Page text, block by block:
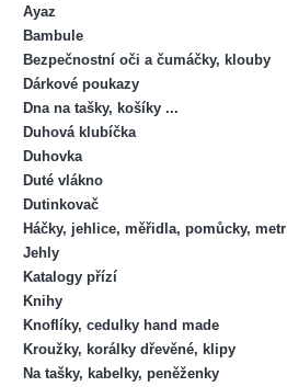
Ayaz
Bambule
Bezpečnostní oči a čumáčky, klouby
Dárkové poukazy
Dna na tašky, košíky ...
Duhová klubíčka
Duhovka
Duté vlákno
Dutinkovač
Háčky, jehlice, měřidla, pomůcky, metr
Jehly
Katalogy přízí
Knihy
Knoflíky, cedulky hand made
Kroužky, korálky dřevěné, klipy
Na tašky, kabelky, peněženky